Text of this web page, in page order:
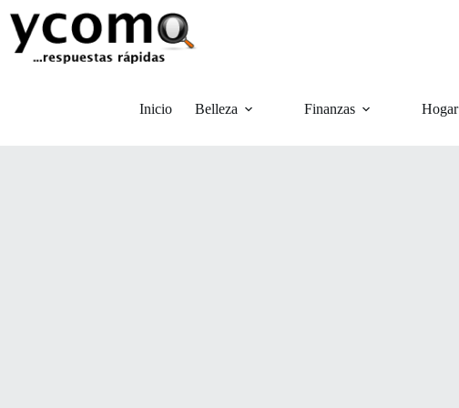
contenido
Inicio Belleza Finanzas Hogar